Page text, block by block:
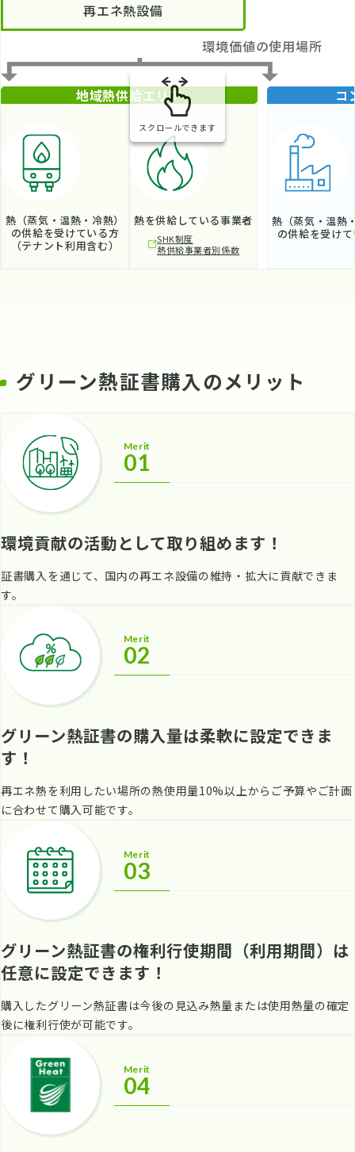
再エネ熱設備
環境価値の使用場所
地域熱供給エリア
熱（蒸気・温熱・冷熱）
の供給を受けている方
（テナント利用含む）
熱を供給している事業者
SHK制度
熱供給事業者別係数
コ
熱（蒸気・温熱
の供給を受け
スクロールできます
グリーン熱証書購入のメリット
Merit
01
環境貢献の活動として取り組めます！
証書購入を通じて、国内の再エネ設備の維持・拡大に貢献できま
す。
Merit
02
グリーン熱証書の購入量は柔軟に設定できま
す！
再エネ熱を利用したい場所の熱使用量10%以上からご予算やご計画
に合わせて購入可能です。
Merit
03
グリーン熱証書の権利行使期間（利用期間）は
任意に設定できます！
購入したグリーン熱証書は今後の見込み熱量または使用熱量の確定
後に権利行使が可能です。
Merit
04